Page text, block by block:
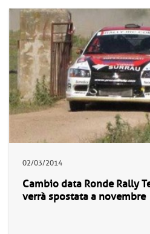
02/03/2014
Cambio data Ronde Rally
verrà spostata a novembre